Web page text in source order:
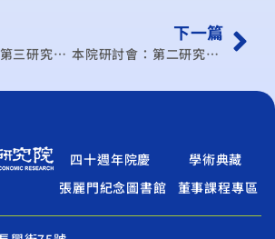
本院研討會：第三研究所學術研討會(101/12月)
下一篇
本院研討會：第二研究所學術研討會(101/12月)
四十週年院慶
學術典藏
張麗門紀念圖書館
董事課程專區